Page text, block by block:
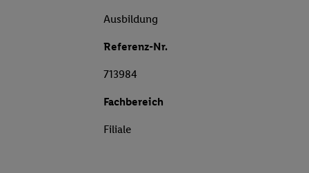
Ausbildung
Referenz-Nr.
713984
Fachbereich
Filiale